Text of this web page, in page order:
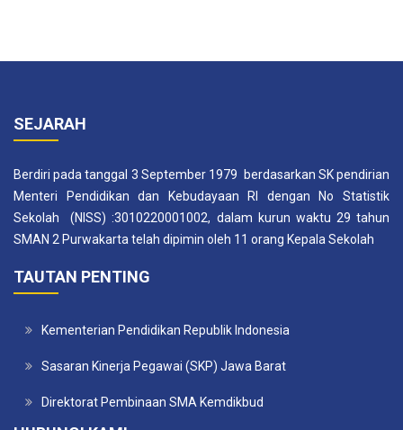
SEJARAH
Berdiri pada tanggal 3 September 1979 berdasarkan SK pendirian
Menteri Pendidikan dan Kebudayaan RI dengan No Statistik
Sekolah (NISS) :3010220001002, dalam kurun waktu 29 tahun
SMAN 2 Purwakarta telah dipimin oleh 11 orang Kepala Sekolah
TAUTAN PENTING
Kementerian Pendidikan Republik Indonesia
Sasaran Kinerja Pegawai (SKP) Jawa Barat
Direktorat Pembinaan SMA Kemdikbud